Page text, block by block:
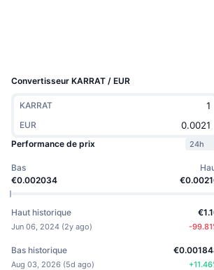
Convertisseur KARRAT / EUR
KARRAT
EUR
Performance de prix
24h
Bas
€0.002034
Haut historique
Jun 06, 2024 (2y ago) -99.81
Bas historique
Aug 03, 2026 (5d ago) +11.46